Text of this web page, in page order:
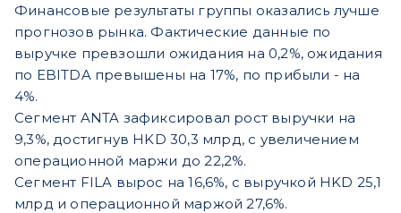
Финансовые результаты группы оказались лучше
прогнозов рынка. Фактические данные по
выручке превзошли ожидания на 0,2%, ожидания
по EBITDA превышены на 17%, по прибыли - на
4%.
Сегмент ANTA зафиксировал рост выручки на
9,3%, достигнув HKD 30,3 млрд, с увеличением
операционной маржи до 22,2%.
Сегмент FILA вырос на 16,6%, с выручкой HKD 25,1
млрд и операционной маржой 27,6%.